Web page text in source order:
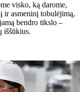
visko, ką darome,
ir asmeninį tobulėjimą,
bendro tikslo –
iššūkius.